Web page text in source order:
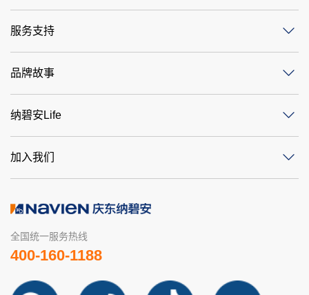
服务支持
品牌故事
纳碧安Life
加入我们
全国统一服务热线
400-160-1188